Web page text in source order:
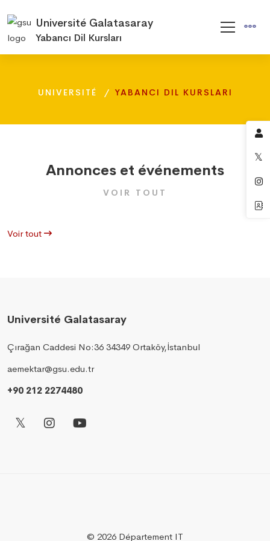
Université Galatasaray
Yabancı Dil Kursları
UNIVERSITÉ YABANCI DIL KURSLARI
Annonces et événements
VOIR TOUT
Voir tout
Université Galatasaray
Çırağan Caddesi No:36 34349 Ortaköy,İstanbul
aemektar@gsu.edu.tr
+90 212 2274480
© 2026 Département IT